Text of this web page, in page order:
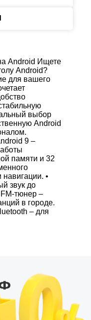
Android Ищете
Android?
для вашего
выбор
Android
9 –
памяти и 32
•
звук до
тюнер –
в городе.
– для
усилителя.